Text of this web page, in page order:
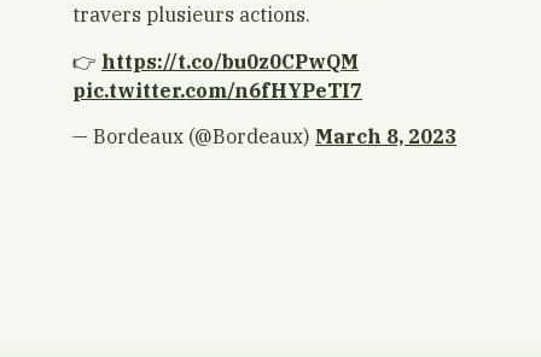
travers plusieurs actions.
👉 https://t.co/bu0z0CPwQM
pic.twitter.com/n6fHYPeTI7
— Bordeaux (@Bordeaux) March 8, 2023